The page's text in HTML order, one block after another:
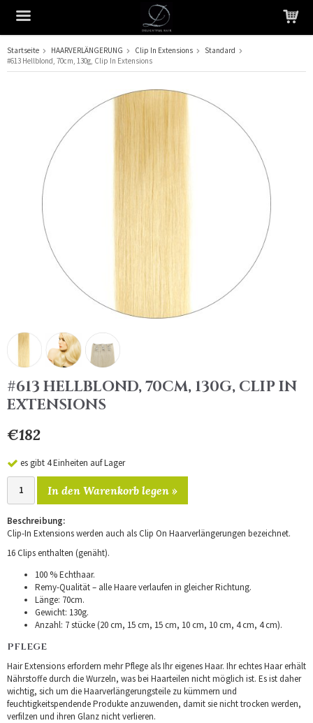
Das Produkt wurde in Ihren Warenkorb gelegt
Startseite HAARVERLÄNGERUNG Clip In Extensions
Standard
#613 Hellblond, 70cm, 130g, Clip In Extensions
#613 HELLBLOND, 70CM, 130G, CLIP IN
EXTENSIONS
€182
es gibt 4 Einheiten auf Lager
In den Warenkorb legen »
Beschreibung:
Clip-In Extensions werden auch als Clip On Haarverlängerungen bezeichnet.
16 Clips enthalten (genäht).
100 % Echthaar.
Remy-Qualität – alle Haare verlaufen in gleicher Richtung.
Länge: 70cm.
Gewicht: 130g.
Anzahl: 7 stücke (20 cm, 15 cm, 15 cm, 10 cm, 10 cm, 4 cm, 4 cm).
PFLEGE
Hair Extensions erfordern mehr Pflege als Ihr eigenes Haar. Ihr echtes Haar erhält
Nährstoffe durch die Wurzeln, was bei Haarteilen nicht möglich ist. Es ist daher
wichtig, sich um die Haarverlängerungsteile zu kümmern und
feuchtigkeitspendende Produkte anzuwenden, damit sie nicht trocken werden,
verfilzen und ihren Glanz nicht verlieren.